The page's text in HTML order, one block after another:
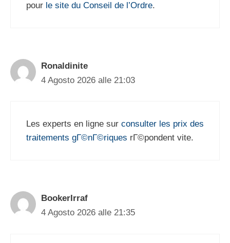
pour le site du Conseil de l’Ordre.
Ronaldinite
4 Agosto 2026 alle 21:03
Les experts en ligne sur consulter les prix des
traitements gГ©nГ©riques rГ©pondent vite.
BookerIrraf
4 Agosto 2026 alle 21:35